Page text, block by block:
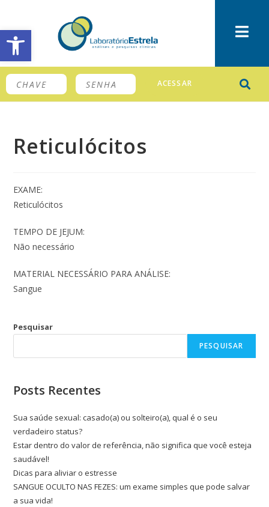
Barra de Ferramentas Aberta
ACESSAR
Reticulócitos
EXAME:
Reticulócitos
TEMPO DE JEJUM:
Não necessário
MATERIAL NECESSÁRIO PARA ANÁLISE:
Sangue
Pesquisar
PESQUISAR
Posts Recentes
Sua saúde sexual: casado(a) ou solteiro(a), qual é o seu
verdadeiro status?
Estar dentro do valor de referência, não significa que você esteja
saudável!
Dicas para aliviar o estresse
SANGUE OCULTO NAS FEZES: um exame simples que pode salvar
a sua vida!